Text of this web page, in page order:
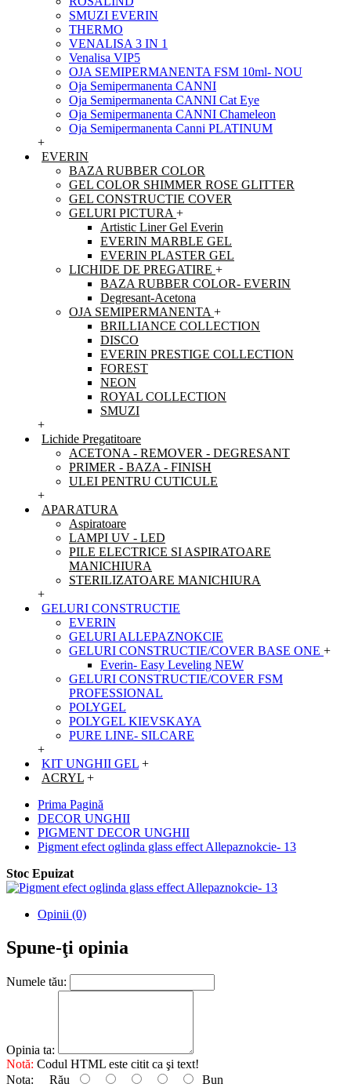
SMUZI EVERIN
THERMO
VENALISA 3 IN 1
Venalisa VIP5
OJA SEMIPERMANENTA FSM 10ml- NOU
Oja Semipermanenta CANNI
Oja Semipermanenta CANNI Cat Eye
Oja Semipermanenta CANNI Chameleon
Oja Semipermanenta Canni PLATINUM
+
EVERIN
BAZA RUBBER COLOR
GEL COLOR SHIMMER ROSE GLITTER
GEL CONSTRUCTIE COVER
GELURI PICTURA +
Artistic Liner Gel Everin
EVERIN MARBLE GEL
EVERIN PLASTER GEL
LICHIDE DE PREGATIRE +
BAZA RUBBER COLOR- EVERIN
Degresant-Acetona
OJA SEMIPERMANENTA +
BRILLIANCE COLLECTION
DISCO
EVERIN PRESTIGE COLLECTION
FOREST
NEON
ROYAL COLLECTION
SMUZI
+
Lichide Pregatitoare
ACETONA - REMOVER - DEGRESANT
PRIMER - BAZA - FINISH
ULEI PENTRU CUTICULE
+
APARATURA
Aspiratoare
LAMPI UV - LED
PILE ELECTRICE SI ASPIRATOARE
MANICHIURA
STERILIZATOARE MANICHIURA
+
GELURI CONSTRUCTIE
EVERIN
GELURI ALLEPAZNOKCIE
GELURI CONSTRUCTIE/COVER BASE ONE +
Everin- Easy Leveling NEW
GELURI CONSTRUCTIE/COVER FSM
PROFESSIONAL
POLYGEL
POLYGEL KIEVSKAYA
PURE LINE- SILCARE
+
KIT UNGHII GEL +
ACRYL +
Prima Pagină
DECOR UNGHII
PIGMENT DECOR UNGHII
Pigment efect oglinda glass effect Allepaznokcie- 13
Stoc Epuizat
Opinii (0)
Spune-ţi opinia
Numele tău:
Opinia ta:
Notă: Codul HTML este citit ca şi text!
Nota: Rău Bun